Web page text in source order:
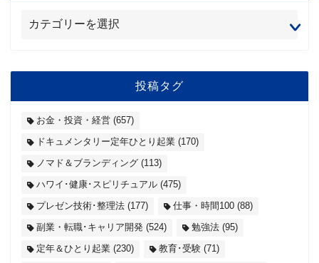
投稿タグ
お金・投資・経営 (657)
ドキュメンタリー定年ひとり起業 (170)
ノマド＆ブランディング (113)
ハワイ･健康･スピリチュアル (475)
プレゼン技術･整理法 (177) 仕事・時間100 (88)
副業・転職･キャリア開発 (524) 勉強法 (95)
定年＆ひとり起業 (230) 教育･受験 (71)